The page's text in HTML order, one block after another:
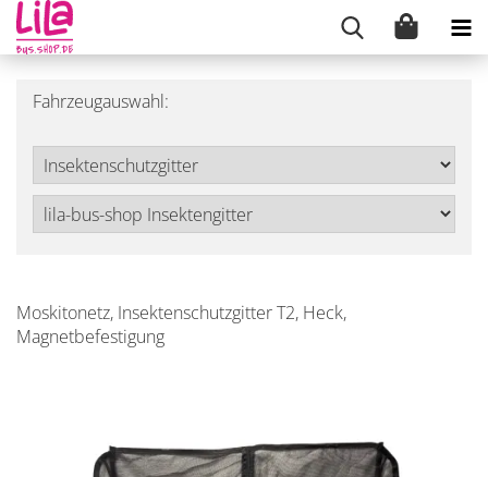
Fahrzeugauswahl:
Moskitonetz, Insektenschutzgitter T2, Heck,
Magnetbefestigung